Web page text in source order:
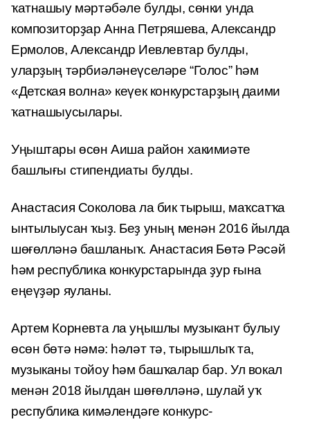
ҡатнашыу мәртәбәле булды, сөнки унда
композиторҙар Анна Петряшева, Александр
Ермолов, Александр Иевлевтар булды,
уларҙың тәрбиәләнеүселәре “Голос” һәм
«Детская волна» кеүек конкурстарҙың даими
ҡатнашыусылары.
Уңыштары өсөн Аиша район хакимиәте
башлығы стипендиаты булды.
Анастасия Соколова ла бик тырыш, маҡсатҡа
ынтылыусан ҡыҙ. Беҙ уның менән 2016 йылда
шөғөлләнә башланыҡ. Анастасия Бөтә Рәсәй
һәм республика конкурстарында ҙур ғына
еңеүҙәр яуланы.
Артем Корневта ла уңышлы музыкант булыу
өсөн бөтә нәмә: һәләт тә, тырышлыҡ та,
музыканы тойоу һәм башҡалар бар. Ул вокал
менән 2018 йылдан шөғөлләнә, шулай уҡ
республика кимәлендәге конкурс-